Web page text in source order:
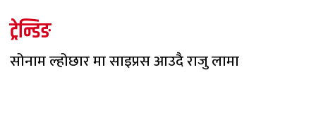
ट्रेन्डिङ
सोनाम ल्होछार मा साइप्रस आउदै राजु लामा